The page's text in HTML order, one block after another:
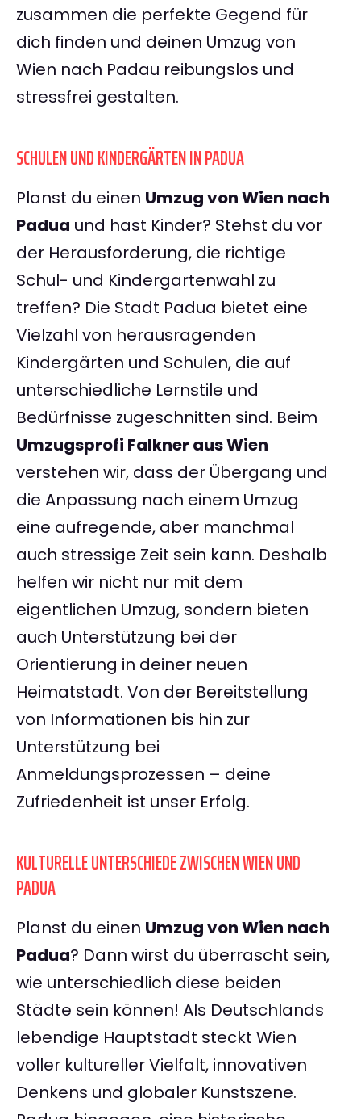
zusammen die perfekte Gegend für
dich finden und deinen Umzug von
Wien nach Padau reibungslos und
stressfrei gestalten.
SCHULEN UND KINDERGÄRTEN IN PADUA
Planst du einen Umzug von Wien nach
Padua und hast Kinder? Stehst du vor
der Herausforderung, die richtige
Schul- und Kindergartenwahl zu
treffen? Die Stadt Padua bietet eine
Vielzahl von herausragenden
Kindergärten und Schulen, die auf
unterschiedliche Lernstile und
Bedürfnisse zugeschnitten sind. Beim
Umzugsprofi Falkner aus Wien
verstehen wir, dass der Übergang und
die Anpassung nach einem Umzug
eine aufregende, aber manchmal
auch stressige Zeit sein kann. Deshalb
helfen wir nicht nur mit dem
eigentlichen Umzug, sondern bieten
auch Unterstützung bei der
Orientierung in deiner neuen
Heimatstadt. Von der Bereitstellung
von Informationen bis hin zur
Unterstützung bei
Anmeldungsprozessen – deine
Zufriedenheit ist unser Erfolg.
KULTURELLE UNTERSCHIEDE ZWISCHEN WIEN UND
PADUA
Planst du einen Umzug von Wien nach
Padua? Dann wirst du überrascht sein,
wie unterschiedlich diese beiden
Städte sein können! Als Deutschlands
lebendige Hauptstadt steckt Wien
voller kultureller Vielfalt, innovativen
Denkens und globaler Kunstszene.